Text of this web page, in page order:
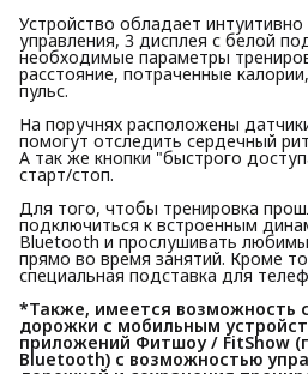
Устройство обладает
управления, 3 дисплея с белой
необходимые параметры
расстояние, потраченные
пульс.
На поручнях расположены
помогут отследить сердечный
А так же кнопки "быстрого
старт/стоп.
Для того, чтобы тренировка
подключиться к встроенным
Bluetooth и прослушивать
прямо во время занятий. Кроме
специальная подставка для
*Также, имеется возможность
дорожки с мобильным
приложений Фитшоу / FitShow
Bluetooth) с возможностью